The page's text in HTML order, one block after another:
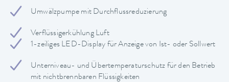
Umwälzpumpe mit Durchflussreduzierung
Verflüssigerkühlung Luft
1-zeiliges LED-Display für Anzeige von Ist- oder Sollwert
Unterniveau- und Übertemperaturschutz für den Betrieb
mit nichtbrennbaren Flüssigkeiten